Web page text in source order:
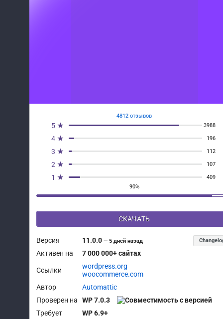
4812 отзывов
5 ★ 3988
4 ★ 196
3 ★ 112
2 ★ 107
1 ★
409
90%
СКАЧАТЬ
Версия 11.0.0—5 дней назад
Активен на 7 000 000+ сайтах
Ссылки
wordpress.org
woocommerce.com
Автор
Automattic
Проверен на
WP 7.0.3
Требует
WP 6.9+